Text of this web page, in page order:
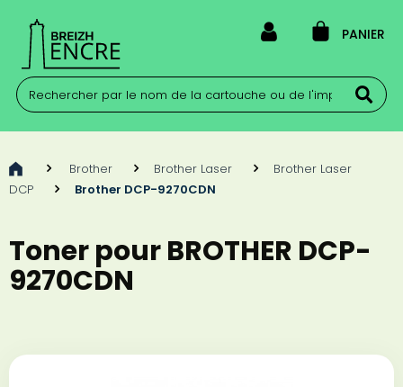
PANIER
Brother Brother Laser
Brother Laser
DCP
Brother DCP-9270CDN
Toner pour BROTHER DCP-
9270CDN